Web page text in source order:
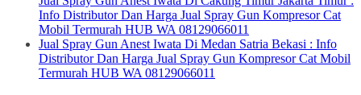
Info Distributor Dan Harga Jual Spray Gun Kompresor Cat
Mobil Termurah HUB WA 08129066011
Jual Spray Gun Anest Iwata Di Medan Satria Bekasi : Info
Distributor Dan Harga Jual Spray Gun Kompresor Cat Mobil
Termurah HUB WA 08129066011